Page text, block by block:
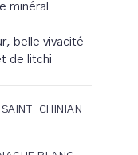
minéral
belle vivacité
de litchi
CHINIAN